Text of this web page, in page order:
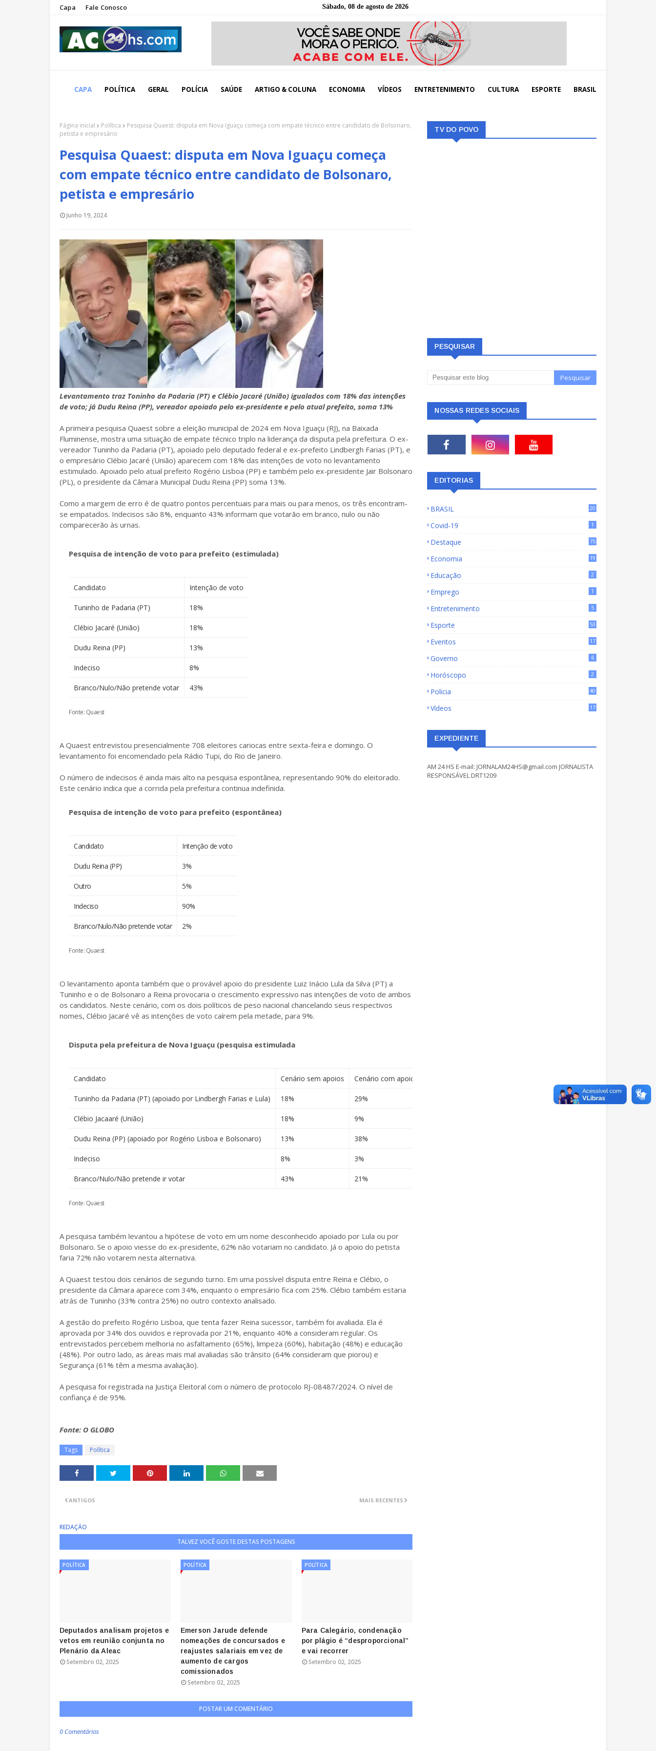
Capa Fale Conosco Sábado, 08 de agosto de 2026
CAPA POLÍTICA GERAL POLÍCIA SAÚDE ARTIGO & COLUNA ECONOMIA VÍDEOS ENTRETENIMENTO CULTURA ESPORTE BRASIL
Página inicial Política
Pesquisa Quaest: disputa em Nova Iguaçu começa com empate técnico entre candidato de Bolsonaro,
petista e empresário
Pesquisa Quaest: disputa em Nova Iguaçu começa
com empate técnico entre candidato de Bolsonaro,
petista e empresário
Junho 19, 2024
Levantamento traz Toninho da Padaria (PT) e Clébio Jacaré (União) igualados com 18% das intenções
de voto; já Dudu Reina (PP), vereador apoiado pelo ex-presidente e pelo atual prefeito, soma 13%
A primeira pesquisa Quaest sobre a eleição municipal de 2024 em Nova Iguaçu (RJ), na Baixada
Fluminense, mostra uma situação de empate técnico triplo na liderança da disputa pela prefeitura. O ex-
vereador Tuninho da Padaria (PT), apoiado pelo deputado federal e ex-prefeito Lindbergh Farias (PT), e
o empresário Clébio Jacaré (União) aparecem com 18% das intenções de voto no levantamento
estimulado. Apoiado pelo atual prefeito Rogério Lisboa (PP) e também pelo ex-presidente Jair Bolsonaro
(PL), o presidente da Câmara Municipal Dudu Reina (PP) soma 13%.
Como a margem de erro é de quatro pontos percentuais para mais ou para menos, os três encontram-
se empatados. Indecisos são 8%, enquanto 43% informam que votarão em branco, nulo ou não
comparecerão às urnas.
Pesquisa de intenção de voto para prefeito (estimulada)
Candidato Intenção de voto
Tuninho de Padaria (PT) 18%
Clébio Jacaré (União) 18%
Dudu Reina (PP) 13%
Indeciso 8%
Branco/Nulo/Não pretende votar 43%
Fonte: Quaest
A Quaest entrevistou presencialmente 708 eleitores cariocas entre sexta-feira e domingo. O
levantamento foi encomendado pela Rádio Tupi, do Rio de Janeiro.
O número de indecisos é ainda mais alto na pesquisa espontânea, representando 90% do eleitorado.
Este cenário indica que a corrida pela prefeitura continua indefinida.
Pesquisa de intenção de voto para prefeito (espontânea)
Candidato Intenção de voto
Dudu Reina (PP) 3%
Outro 5%
Indeciso 90%
Branco/Nulo/Não pretende votar 2%
Fonte: Quaest
O levantamento aponta também que o provável apoio do presidente Luiz Inácio Lula da Silva (PT) a
Tuninho e o de Bolsonaro a Reina provocaria o crescimento expressivo nas intenções de voto de ambos
os candidatos. Neste cenário, com os dois políticos de peso nacional chancelando seus respectivos
nomes, Clébio Jacaré vê as intenções de voto caírem pela metade, para 9%.
Disputa pela prefeitura de Nova Iguaçu (pesquisa estimulada
Candidato Cenário sem apoios Cenário com apoios
Tuninho da Padaria (PT) (apoiado por Lindbergh Farias e Lula) 18% 29%
Clébio Jacaaré (União) 18% 9%
Dudu Reina (PP) (apoiado por Rogério Lisboa e Bolsonaro) 13% 38%
Indeciso 8% 3%
Branco/Nulo/Não pretende ir votar 43% 21%
Fonte: Quaest
A pesquisa também levantou a hipótese de voto em um nome desconhecido apoiado por Lula ou por
Bolsonaro. Se o apoio viesse do ex-presidente, 62% não votariam no candidato. Já o apoio do petista
faria 72% não votarem nesta alternativa.
A Quaest testou dois cenários de segundo turno. Em uma possível disputa entre Reina e Clébio, o
presidente da Câmara aparece com 34%, enquanto o empresário fica com 25%. Clébio também estaria
atrás de Tuninho (33% contra 25%) no outro contexto analisado.
A gestão do prefeito Rogério Lisboa, que tenta fazer Reina sucessor, também foi avaliada. Ela é
aprovada por 34% dos ouvidos e reprovada por 21%, enquanto 40% a consideram regular. Os
entrevistados percebem melhoria no asfaltamento (65%), limpeza (60%), habitação (48%) e educação
(48%). Por outro lado, as áreas mais mal avaliadas são trânsito (64% consideram que piorou) e
Segurança (61% têm a mesma avaliação).
A pesquisa foi registrada na Justiça Eleitoral com o número de protocolo RJ-08487/2024. O nível de
confiança é de 95%.
Fonte: O GLOBO
Tags Política
MAIS RECENTES
ANTIGOS
REDAÇÃO
TALVEZ VOCÊ GOSTE DESTAS POSTAGENS
POLÍTICA
Deputados analisam projetos e
vetos em reunião conjunta no
Plenário da Aleac
Setembro 02, 2025
POLÍTICA
Emerson Jarude defende
nomeações de concursados e
reajustes salariais em vez de
aumento de cargos
comissionados
Setembro 02, 2025
POLÍTICA
Para Calegário, condenação
por plágio é “desproporcional”
e vai recorrer
Setembro 02, 2025
POSTAR UM COMENTÁRIO
0 Comentários
TV DO POVO
PESQUISAR
NOSSAS REDES SOCIAIS
EDITORIAS
BRASIL
20
Covid-19 1
Destaque
75
Economia
19
Educação 2
Emprego 1
Entretenimento 5
Esporte 53
Eventos 17
Governo 6
Horóscopo 2
Policia 40
Vídeos 17
EXPEDIENTE
AM 24 HS E-mail: JORNALAM24HS@gmail.com JORNALISTA
RESPONSÁVEL DRT1209